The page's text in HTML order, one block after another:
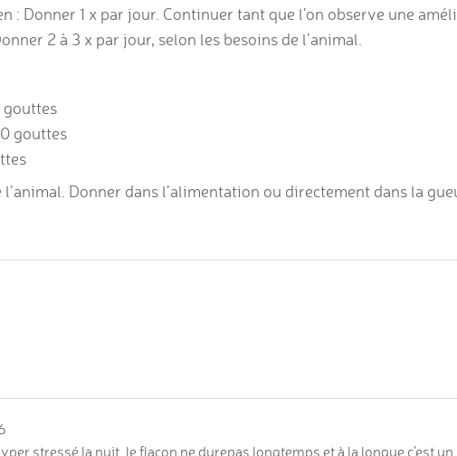
: Donner 1 x par jour. Continuer tant que l’on observe une
2 à 3 x par jour, selon les besoins de l’animal.
gouttes
gouttes
Donner dans l’alimentation ou directement dans la
stressé la nuit, le flacon ne durepas longtemps et à la longue c'est